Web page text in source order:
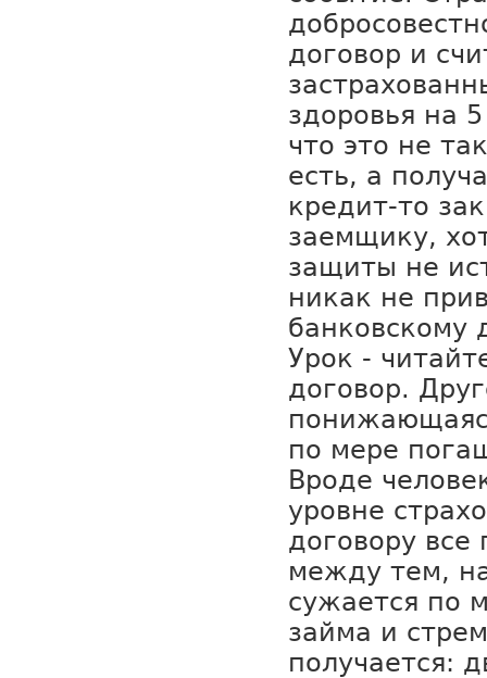
договор и
здоровья на
что это не
есть, а
кредит-то
заемщику,
защиты не
никак не
банковскому
Урок -
договор.
по мере
Вроде
уровне
договору
между тем,
сужается по
займа и
получается: